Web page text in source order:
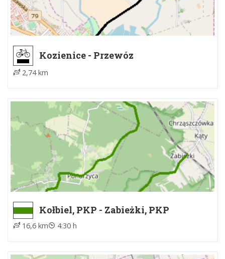
Kozienice - Przewóz
2,74 km
Kołbiel, PKP - Zabieżki, PKP
16,6 km 4:30 h